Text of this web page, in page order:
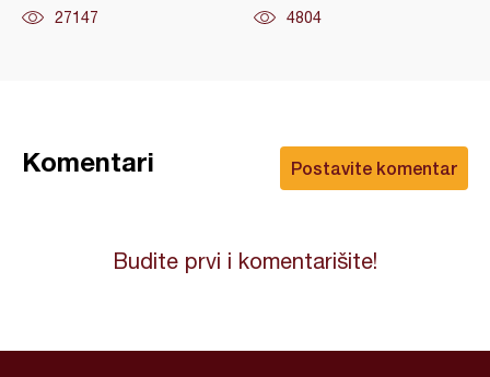
27147 4804
Postavite komentar
Komentari
Budite prvi i komentarišite!